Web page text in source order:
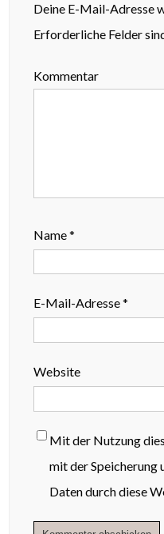
Deine E-Mail-Adresse
Erforderliche Felder
Kommentar
Name*
E-Mail-Adresse*
Website
Mit der Nutzung
mit der Speicherung
Daten durch diese